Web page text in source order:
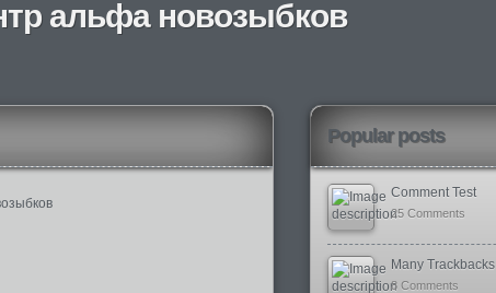
альфа новозыбков
Popular posts
Comment Test
25 Comments
Many Trackbacks
8 Comments